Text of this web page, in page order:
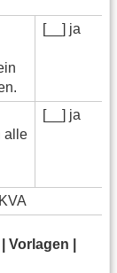
[__] ja
alle
[__] ja
|